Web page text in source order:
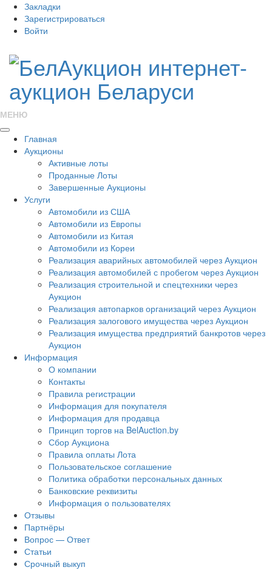
Закладки
Зарегистрироваться
Войти
МЕНЮ
Главная
Аукционы
Активные лоты
Проданные Лоты
Завершенные Аукционы
Услуги
Автомобили из США
Автомобили из Европы
Автомобили из Китая
Автомобили из Кореи
Реализация аварийных автомобилей через Аукцион
Реализация автомобилей с пробегом через Аукцион
Реализация строительной и спецтехники через
Аукцион
Реализация автопарков организаций через Аукцион
Реализация залогового имущества через Аукцион
Реализация имущества предприятий банкротов через
Аукцион
Информация
О компании
Контакты
Правила регистрации
Информация для покупателя
Информация для продавца
Принцип торгов на BelAuction.by
Сбор Аукциона
Правила оплаты Лота
Пользовательское соглашение
Политика обработки персональных данных
Банковские реквизиты
Информация о пользователях
Отзывы
Партнёры
Вопрос — Ответ
Статьи
Срочный выкуп